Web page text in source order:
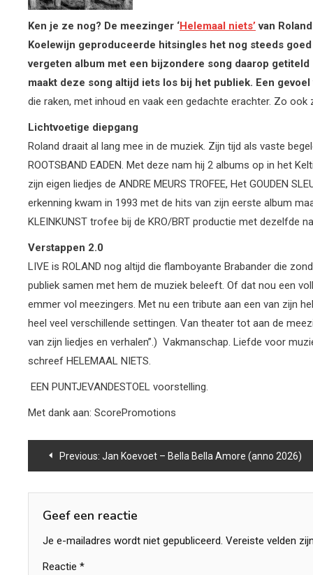
Ken je ze nog? De meezinger ‘Helemaal niets’ van
Koelewijn geproduceerde hitsingles het nog steeds
vergeten album met een bijzondere song daarop
maakt deze song altijd iets los bij het publiek. Een
die raken, met inhoud en vaak een gedachte erachter. Zo ook
Lichtvoetige diepgang
Roland draait al lang mee in de muziek. Zijn tijd als vaste
ROOTSBAND EADEN. Met deze nam hij 2 albums op in het
zijn eigen liedjes de ANDRE MEURS TROFEE, Het GOUDEN
erkenning kwam in 1993 met de hits van zijn eerste album
KLEINKUNST trofee bij de KRO/BRT productie met dezelfde
Verstappen 2.0
LIVE is ROLAND nog altijd die flamboyante Brabander die
publiek samen met hem de muziek beleeft. Of dat nou een
emmer vol meezingers. Met nu een tribute aan een van zijn
heel veel verschillende settingen. Van theater tot aan de
van zijn liedjes en verhalen”.) Vakmanschap. Liefde voor
schreef HELEMAAL NIETS.
EEN PUNTJEVANDESTOEL voorstelling.
Met dank aan: ScorePromotions
Bericht
navigatie
Previous: Jan Koevoet – Bella Bella Amore (anno 2026)
Geef een reactie
Je e-mailadres wordt niet gepubliceerd. Vereiste velden
Reactie *